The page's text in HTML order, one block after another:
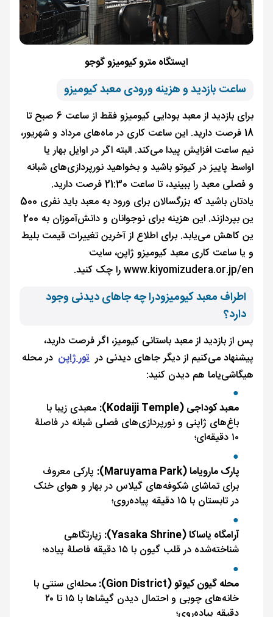
ایستگاه مترو کیومیزو گوجو
ساعت بازدید و هزینه ورودی معبد کیومیزو
برای بازدید از معبد بودایی کیومیزو فقط از ساعت 6 صبح تا
18 فرصت دارید. این ساعت کاری در ماه‌های مرداد و شهریور،
نیم ساعت افزایش پیدا می‌کند. البته اگر در اوایل بهار یا
اواسط پاییز در کیوتو باشید و بخواهید نورپردازی‌های شبانه
و فصلی معبد را ببینید، تا ساعت 21:30 فرصت دارید.
یادتان باشید که بزرگسالان برای ورود به معبد باید نفری 500
ین بپردازند. این هزینه برای نوجوانان و دانش‌آموزان به 200
ین کاهش می‌یابد. برای اطلاع از آخرین تغییرات قیمت بلیط
و یا ساعت کاری معبد کیومیزو ژاپن، سایت
www.kiyomizudera.or.jp/en را چک کنید.
اطراف معبد کیومیزودرا چه جاهای دیدنی وجود
دارد؟
پس از بازدید از معبد باستانی کیومیز، اگر فرصت دارید،
پیشنهاد می‌کنیم از دیگر جاهای دیدنی در تور ژاپن در محله
هیگاشی‌یاما هم دیدن کنید:
معبد کوداجی (Kodaiji Temple):
معبدی زیبا با
باغ‌های ژاپنی و نورپردازی‌های فصلی شبانه در فاصلۀ
۱۰ دقیقه‌ای؛
پارک مارویاما (Maruyama Park):
پارکی معروف
برای تماشای شکوفه‌های گیلاس در بهار و هوای خنک
در تابستان با ۱۵ دقیقه پیاده‌روی؛
آرامگاه یاساکا (Yasaka Shrine):
زیارتگاهی
شناخته‌شده در قلب گیون با ۱۵ دقیقه فاصلۀ پیاده؛
محله گیون کیوتو (Gion District):
محله‌ای سنتی با
خانه‌های چوبی و احتمال دیدن گیشاها با ۱۵ تا ۲۰
دقیقه پیاده‌روی؛